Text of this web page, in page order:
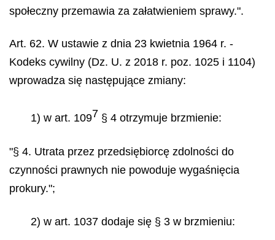
społeczny przemawia za załatwieniem sprawy.".
Art. 62. W ustawie z dnia 23 kwietnia 1964 r. -
Kodeks cywilny (Dz. U. z 2018 r. poz. 1025 i 1104)
wprowadza się następujące zmiany:
1) w art. 1097 § 4 otrzymuje brzmienie:
"§ 4. Utrata przez przedsiębiorcę zdolności do
czynności prawnych nie powoduje wygaśnięcia
prokury.";
2) w art. 1037 dodaje się § 3 w brzmieniu: